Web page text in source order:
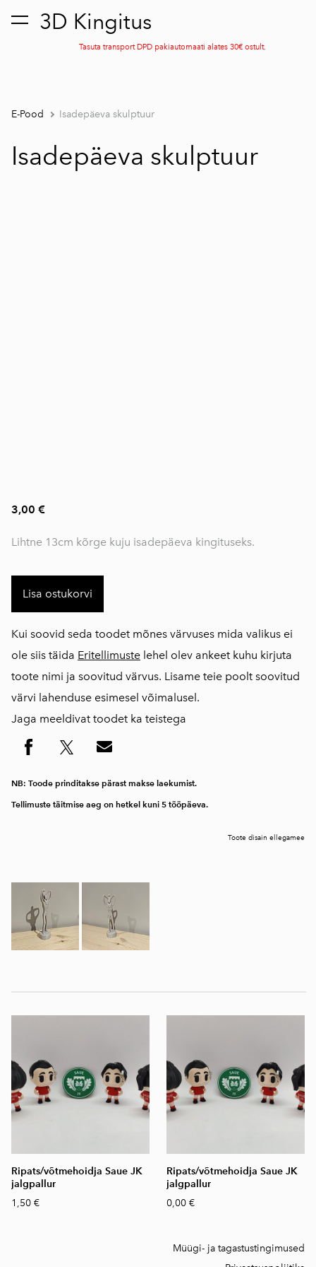
3D Kingitus
Tasuta transport DPD pakiautomaati alates 30€ ostult.
lisati ostukorvi. Vaata ostukorvi
E-Pood Isadepäeva skulptuur
Isadepäeva skulptuur
3,00 €
Lihtne 13cm kõrge kuju isadepäeva kingituseks.
Lisa ostukorvi
Kui soovid seda toodet mõnes värvuses mida valikus ei
ole siis täida Eritellimuste lehel olev ankeet kuhu kirjuta
toote nimi ja soovitud värvus. Lisame teie poolt soovitud
värvi lahenduse esimesel võimalusel.
Jaga meeldivat toodet ka teistega
NB: Toode prinditakse pärast makse laekumist.
Tellimuste täitmise aeg on hetkel kuni 5 tööpäeva.
Toote disain ellegamee
Ripats/võtmehoidja Saue JK
jalgpallur
1,50 €
Ripats/võtmehoidja Saue JK
jalgpallur
0,00 €
Müügi- ja tagastustingimused